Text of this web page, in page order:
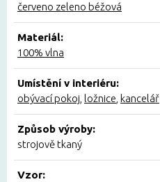
červeno zeleno béžová
Materiál:
100% vlna
Umístění v interiéru:
obývací pokoj ložnice kancelář
Způsob výroby:
strojově tkaný
Vzor: